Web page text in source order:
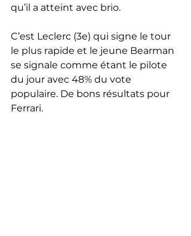
qu’il a atteint avec brio.
C’est Leclerc (3e) qui signe le tour
le plus rapide et le jeune Bearman
se signale comme étant le pilote
du jour avec 48% du vote
populaire. De bons résultats pour
Ferrari.